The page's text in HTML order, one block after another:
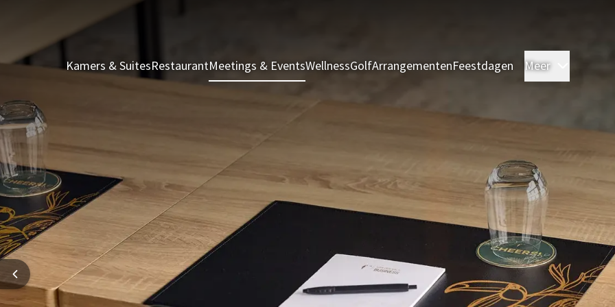
Kamers & SuitesRestaurantMeetings & EventsWellnessGolfArrangementenFeestdagen Meer